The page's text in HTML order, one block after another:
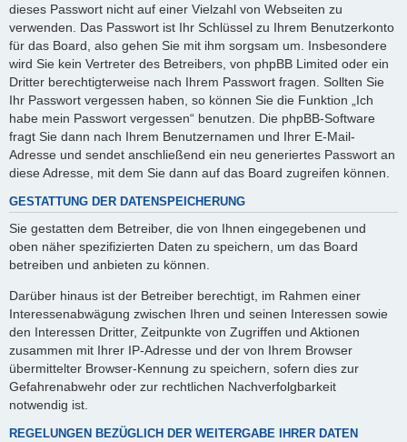
dieses Passwort nicht auf einer Vielzahl von Webseiten zu
verwenden. Das Passwort ist Ihr Schlüssel zu Ihrem Benutzerkonto
für das Board, also gehen Sie mit ihm sorgsam um. Insbesondere
wird Sie kein Vertreter des Betreibers, von phpBB Limited oder ein
Dritter berechtigterweise nach Ihrem Passwort fragen. Sollten Sie
Ihr Passwort vergessen haben, so können Sie die Funktion „Ich
habe mein Passwort vergessen“ benutzen. Die phpBB-Software
fragt Sie dann nach Ihrem Benutzernamen und Ihrer E-Mail-
Adresse und sendet anschließend ein neu generiertes Passwort an
diese Adresse, mit dem Sie dann auf das Board zugreifen können.
GESTATTUNG DER DATENSPEICHERUNG
Sie gestatten dem Betreiber, die von Ihnen eingegebenen und
oben näher spezifizierten Daten zu speichern, um das Board
betreiben und anbieten zu können.
Darüber hinaus ist der Betreiber berechtigt, im Rahmen einer
Interessenabwägung zwischen Ihren und seinen Interessen sowie
den Interessen Dritter, Zeitpunkte von Zugriffen und Aktionen
zusammen mit Ihrer IP-Adresse und der von Ihrem Browser
übermittelter Browser-Kennung zu speichern, sofern dies zur
Gefahrenabwehr oder zur rechtlichen Nachverfolgbarkeit
notwendig ist.
REGELUNGEN BEZÜGLICH DER WEITERGABE IHRER DATEN